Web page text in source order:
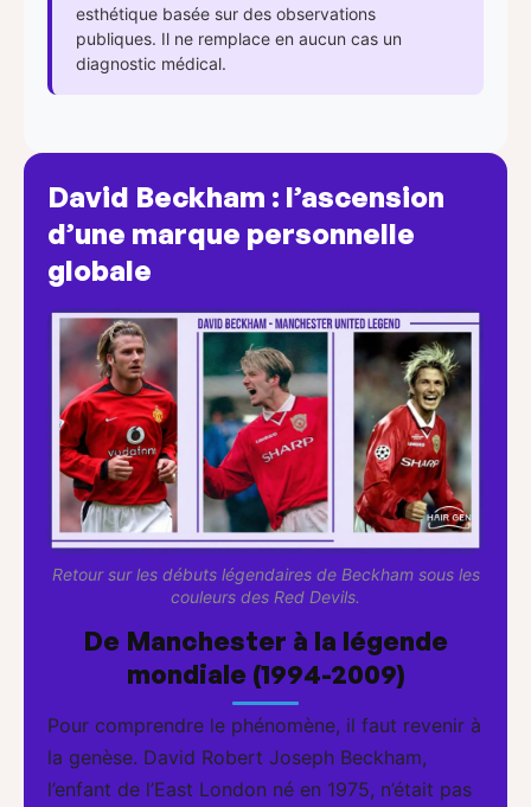
esthétique basée sur des observations
publiques. Il ne remplace en aucun cas un
diagnostic médical.
David Beckham : l’ascension
d’une marque personnelle
globale
Retour sur les débuts légendaires de Beckham sous les
couleurs des Red Devils.
De Manchester à la légende
mondiale (1994-2009)
Pour comprendre le phénomène, il faut revenir à
la genèse. David Robert Joseph Beckham,
l’enfant de l’East London né en 1975, n’était pas